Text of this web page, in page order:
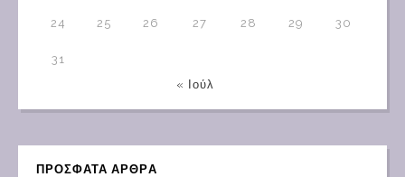
24 25 26 27 28 29 30
31
« Ιούλ
ΠΡΟΣΦΑΤΑ ΑΡΘΡΑ